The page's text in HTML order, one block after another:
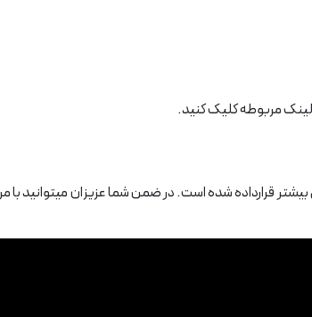
لینک مربوطه کلیک کنید.
آموزشی برای آشنایی بیشتر قرارداده شده است. در ضمن شما